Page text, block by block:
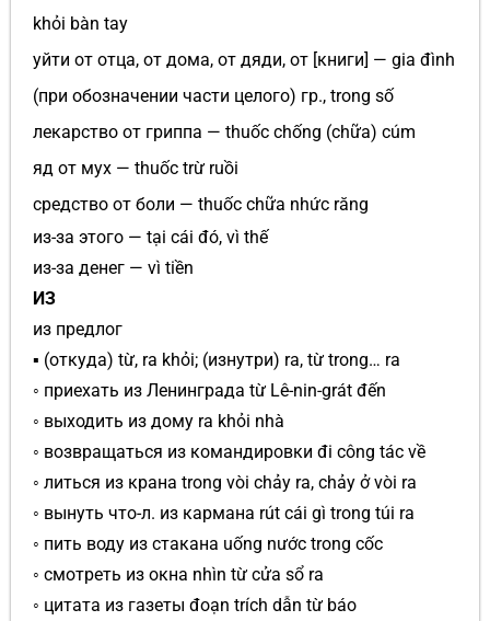
khỏi bàn tay
уйти от отца, от дома, от дяди, от [книги] — gia đình
(при обозначении части целого) гр., trong số
лекарство от гриппа — thuốc chống (chữa) cúm
яд от мух — thuốc trừ ruồi
средство от боли — thuốc chữa nhức răng
из-за этого — tại cái đó, vì thế
из-за денег — vì tiền
ИЗ
из предлог
▪ (откуда) từ, ra khỏi; (изнутри) ra, từ trong… ra
◦ приехать из Ленинграда từ Lê-nin-grát đến
◦ выходить из дому ra khỏi nhà
◦ возвращаться из командировки đi công tác về
◦ литься из крана trong vòi chảy ra, chảy ở vòi ra
◦ вынуть что-л. из кармана rút cái gì trong túi ra
◦ пить воду из стакана uống nước trong cốc
◦ смотреть из окна nhìn từ cửa sổ ra
◦ цитата из газеты đoạn trích dẫn từ báo